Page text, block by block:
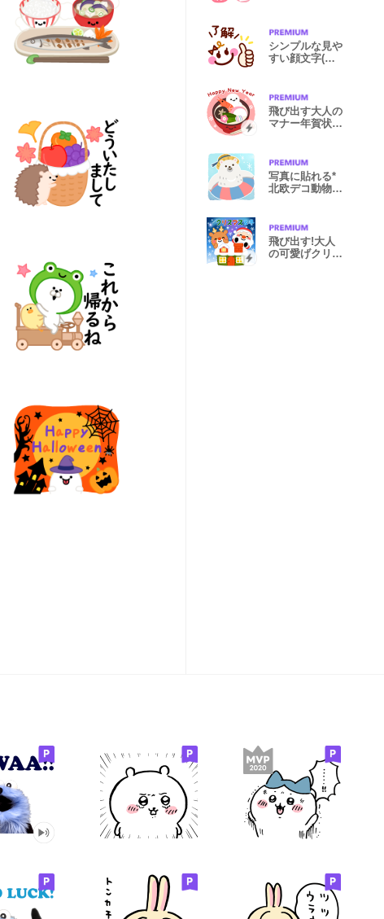
シンプルな見や
すい顔文字(女
飛び出す大人の
マナー年賀状&
写真に貼れる*
北欧デコ動物
飛び出す!大人
の可愛げクリス